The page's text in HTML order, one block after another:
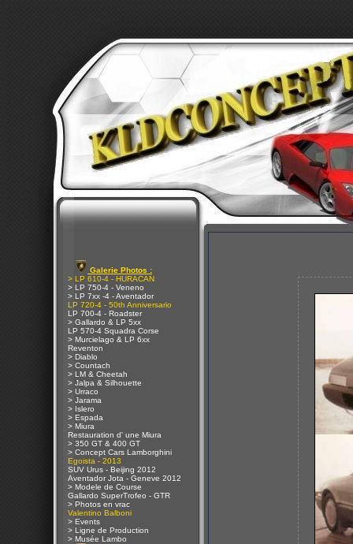
Galerie Photos :
> LP 610-4 - HURACAN
> LP 750-4 - Veneno
> LP 7xx -4 - Aventador
LP 720-4 - 50th Anniversario
LP 700-4 - Roadster
> Gallardo & LP 5xx
LP 570-4 Squadra Corse
> Murcielago & LP 6xx
Reventon
> Diablo
> Countach
> LM & Cheetah
> Jalpa & Silhouette
> Urraco
> Jarama
> Islero
> Espada
> Miura
Restauration d' une Miura
> 350 GT & 400 GT
> Concept Cars Lamborghini
Egoista - 2013
SUV Urus - Beijing 2012
Aventador Jota - Geneve 2012
> Modele de Course
Gallardo SuperTrofeo - GTR
> Photos en vrac
Valentino Balboni
> Events
> Ligne de Production
> Musée Lambo